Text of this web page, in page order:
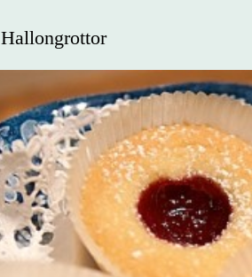
Hallongrottor